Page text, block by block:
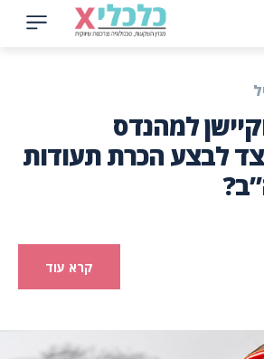
למהנדס
לבצע הכרת תעודות
קרא עוד